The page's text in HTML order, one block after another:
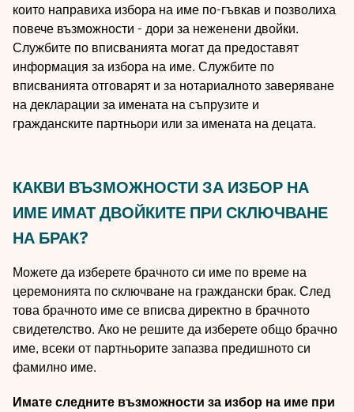
които направиха избора на име по-гъвкав и позволиха
повече възможности - дори за неженени двойки.
Службите по вписванията могат да предоставят
информация за избора на име. Службите по
вписванията отговарят и за нотариалното заверяване
на декларации за имената на съпрузите и
гражданските партньори или за имената на децата.
КАКВИ ВЪЗМОЖНОСТИ ЗА ИЗБОР НА
ИМЕ ИМАТ ДВОЙКИТЕ ПРИ СКЛЮЧВАНЕ
НА БРАК?
Можете да изберете брачното си име по време на
церемонията по сключване на граждански брак. След
това брачното име се вписва директно в брачното
свидетелство. Ако не решите да изберете общо брачно
име, всеки от партньорите запазва предишното си
фамилно име.
Имате следните възможности за избор на име при